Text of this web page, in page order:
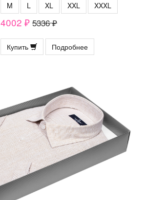
M L XL XXL XXXL
4002 ₽ 5336 ₽
Купить Подробнее